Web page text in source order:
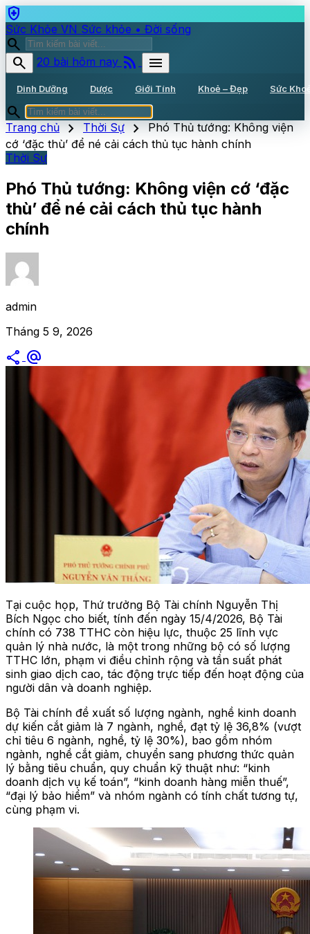
health_and_safety
Sức Khỏe VN Sức khỏe • Đời sống
search
search
20 bài hôm nay rss_feed menu
Dinh Dưỡng Dược Giới Tính Khoẻ – Đẹp Sức
search
Trang chủ chevron_right Thời Sự chevron_right Phó Thủ tướng: Không viện
cớ ‘đặc thù’ để né cải cách thủ tục hành chính
Thời Sự
Phó Thủ tướng: Không viện cớ ‘đặc
thù’ để né cải cách thủ tục hành
chính
admin
Tháng 5 9, 2026
share alternate_email
Tại cuộc họp, Thứ trưởng Bộ Tài chính Nguyễn Thị
Bích Ngọc cho biết, tính đến ngày 15/4/2026, Bộ Tài
chính có 738 TTHC còn hiệu lực, thuộc 25 lĩnh vực
quản lý nhà nước, là một trong những bộ có số lượng
TTHC lớn, phạm vi điều chỉnh rộng và tần suất phát
sinh giao dịch cao, tác động trực tiếp đến hoạt động của
người dân và doanh nghiệp.
Bộ Tài chính đề xuất số lượng ngành, nghề kinh doanh
dự kiến cắt giảm là 7 ngành, nghề, đạt tỷ lệ 36,8% (vượt
chỉ tiêu 6 ngành, nghề, tỷ lệ 30%), bao gồm nhóm
ngành, nghề cắt giảm, chuyển sang phương thức quản
lý bằng tiêu chuẩn, quy chuẩn kỹ thuật như: “kinh
doanh dịch vụ kế toán”, “kinh doanh hàng miễn thuế”,
“đại lý bảo hiểm” và nhóm ngành có tính chất tương tự,
cùng phạm vi.